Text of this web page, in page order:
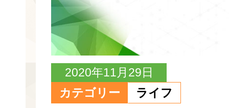
2020年11月29日
カテゴリー
ライフ